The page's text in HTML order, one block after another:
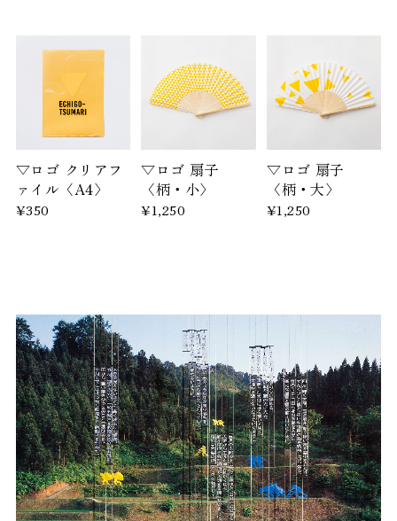
▽ロゴ クリアフ
ァイル〈A4〉
¥350
▽ロゴ 扇子
〈柄・小〉
¥1,250
▽ロゴ 扇子
〈柄・大〉
¥1,250